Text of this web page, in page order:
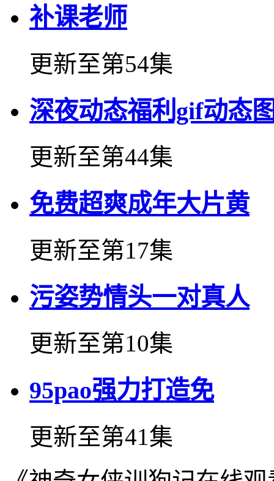
补课老师
更新至第54集
深夜动态福利gif动态
更新至第44集
免费超爽成年大片黄
更新至第17集
污姿势情头一对真人
更新至第10集
95pao强力打造免
更新至第41集